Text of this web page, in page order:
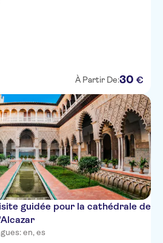
À Partir De:30 €
guidée pour la cathédrale de
en, es